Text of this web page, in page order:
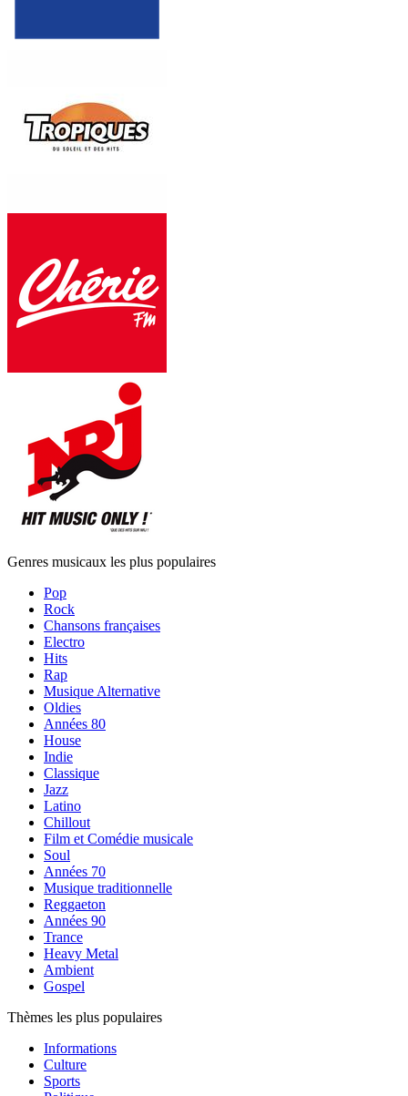
Genres musicaux les plus populaires
Pop
Rock
Chansons françaises
Electro
Hits
Rap
Musique Alternative
Oldies
Années 80
House
Indie
Classique
Jazz
Latino
Chillout
Film et Comédie musicale
Soul
Années 70
Musique traditionnelle
Reggaeton
Années 90
Trance
Heavy Metal
Ambient
Gospel
Thèmes les plus populaires
Informations
Culture
Sports